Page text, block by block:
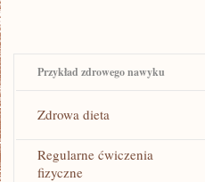
Przykład zdrowego nawyku
Zdrowa dieta
Regularne ćwiczenia
fizyczne